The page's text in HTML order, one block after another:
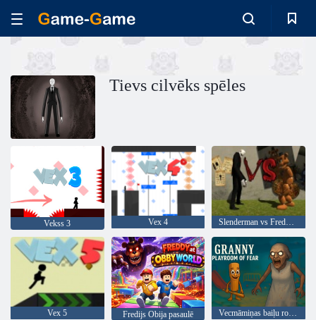
Tievs cilvēks spēles
Vekss 3 Vex 4 Slenderman vs Freddy Fazbear
Vex 5 Fredijs Obija pasaulē Vecmāmiņas baiļu rotaļu istaba